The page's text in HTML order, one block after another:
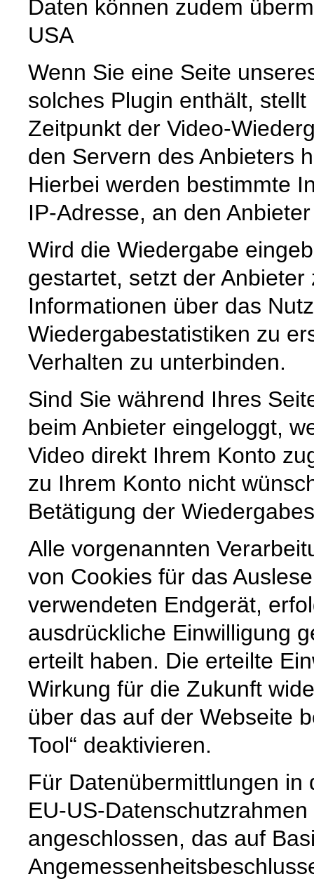
Daten können zudem
USA
Wenn Sie eine Seite
solches Plugin enthält,
Zeitpunkt der Video-
den Servern des Anbieters
Hierbei werden bestimmte
IP-Adresse, an den
Wird die Wiedergabe
gestartet, setzt der
Informationen über das
Wiedergabestatistiken zu
Verhalten zu unterbinden.
Sind Sie während Ihres
beim Anbieter eingeloggt,
Video direkt Ihrem Konto
zu Ihrem Konto nicht
Betätigung der
Alle vorgenannten
von Cookies für das
verwendeten Endgerät,
ausdrückliche Einwilligung
erteilt haben. Die erteilte
Wirkung für die Zukunft
über das auf der Webseite
Tool“ deaktivieren.
Für Datenübermittlungen in
EU-US-
angeschlossen, das auf